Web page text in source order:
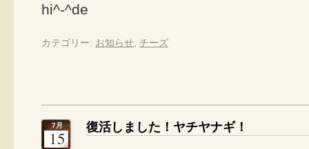
hi^-^de
カテゴリー: お知らせ チーズ
7月
15
復活しました！ヤチヤナギ！